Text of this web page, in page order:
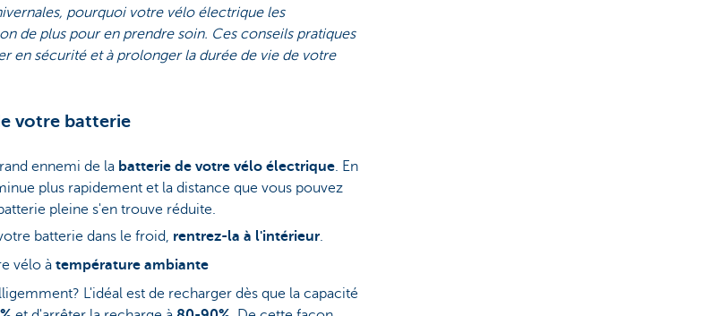
pourquoi votre vélo électrique les
de plus pour en prendre soin. Ces conseils pratiques
en sécurité et à prolonger la durée de vie de votre
votre batterie
ennemi de la batterie de votre vélo électrique. En
plus rapidement et la distance que vous pouvez
pleine s'en trouve réduite.
batterie dans le froid, rentrez-la à l'intérieur.
vélo à température ambiante
L'idéal est de recharger dès que la capacité